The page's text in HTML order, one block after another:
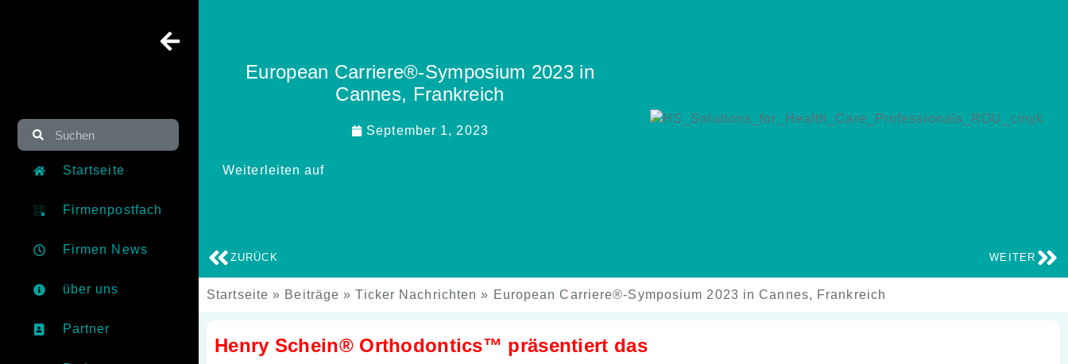
Startseite
Firmenpostfach
Firmen News
über uns
Partner
European Carriere®-Symposium 2023 in
Cannes, Frankreich
September 1, 2023
Weiterleiten auf
ZURÜCK WEITER
Startseite » Beiträge »Ticker Nachrichten » European Carriere®-Symposium 2023 in Cannes, Frankreich
Henry Schein® Orthodontics™ präsentiert das